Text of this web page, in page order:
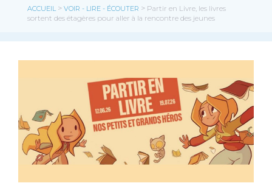
ACCUEIL > VOIR - LIRE - ÉCOUTER > Partir en Livre, les livres
sortent des étagères pour aller à la rencontre des jeunes